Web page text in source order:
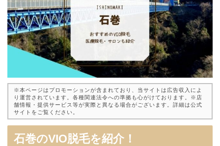
※本ページはプロモーションが含まれており、当サイトは広告収入によ
り運営されています。各種関連法令への準拠も心がけております。※店
舗情報・提供サービス等が実際と異なる場合がございます。詳細は公式
サイトをご覧ください。
石巻のVIO脱毛を紹介！